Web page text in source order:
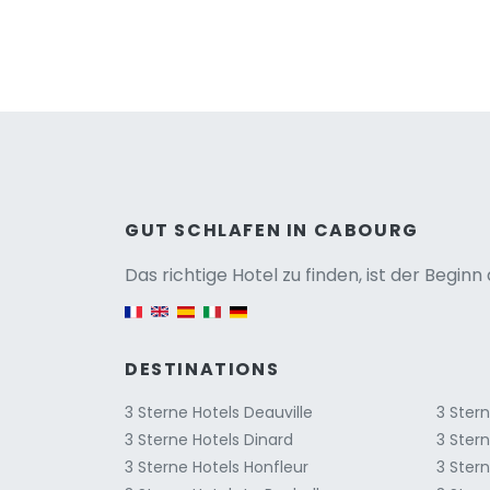
GUT SCHLAFEN IN CABOURG
Das richtige Hotel zu finden, ist der
DESTINATIONS
3 Sterne Hotels Deauville
3 Sterne Hotels Dinard
3 Sterne Hotels Honfleur
3
3
3